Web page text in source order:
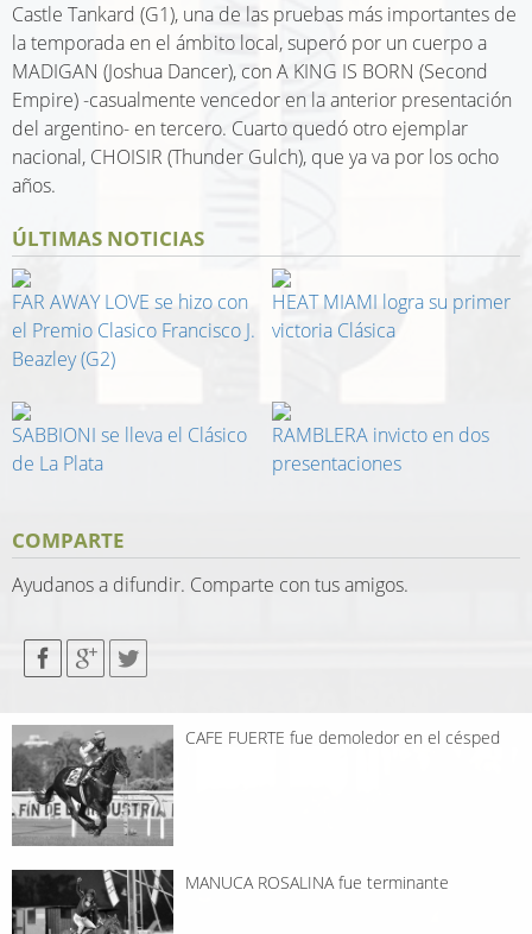
Castle Tankard (G1), una de las pruebas más importantes de
la temporada en el ámbito local, superó por un cuerpo a
MADIGAN (Joshua Dancer), con A KING IS BORN (Second
Empire) -casualmente vencedor en la anterior presentación
del argentino- en tercero. Cuarto quedó otro ejemplar
nacional, CHOISIR (Thunder Gulch), que ya va por los ocho
años.
ÚLTIMAS NOTICIAS
FAR AWAY LOVE se hizo con
el Premio Clasico Francisco J.
Beazley (G2)
HEAT MIAMI logra su primer
victoria Clásica
SABBIONI se lleva el Clásico
de La Plata
RAMBLERA invicto en dos
presentaciones
COMPARTE
Ayudanos a difundir. Comparte con tus amigos.
CAFE FUERTE fue demoledor en el césped
MANUCA ROSALINA fue terminante